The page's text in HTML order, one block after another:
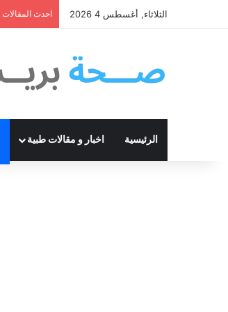
الثلاثاء, أغسطس 4 2026 احدث المقالات
الرئيسية اخبار و مقالات طبية